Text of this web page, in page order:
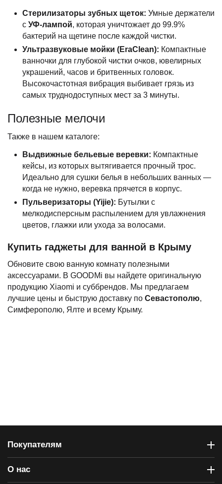
Стерилизаторы зубных щеток: Умные держатели
с УФ-лампой, которая уничтожает до 99.9%
бактерий на щетине после каждой чистки.
Ультразвуковые мойки (EraClean): Компактные
ванночки для глубокой чистки очков, ювелирных
украшений, часов и бритвенных головок.
Высокочастотная вибрация выбивает грязь из
самых труднодоступных мест за 3 минуты.
Полезные мелочи
Также в нашем каталоге:
Выдвижные бельевые веревки: Компактные
кейсы, из которых вытягивается прочный трос.
Идеально для сушки белья в небольших ванных —
когда не нужно, веревка прячется в корпус.
Пульверизаторы (Yijie): Бутылки с
мелкодисперсным распылением для увлажнения
цветов, глажки или ухода за волосами.
Купить гаджеты для ванной в Крыму
Обновите свою ванную комнату полезными
аксессуарами. В GOODMi вы найдете оригинальную
продукцию Xiaomi и суббрендов. Мы предлагаем
лучшие цены и быструю доставку по Севастополю,
Симферополю, Ялте и всему Крыму.
Покупателям
О нас